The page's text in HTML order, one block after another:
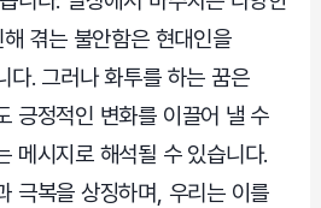
겪는 불안함은 현대인을
다. 그러나 화투를 하는 꿈은
긍정적인 변화를 이끌어 낼 수
메시지로 해석될 수 있습니다.
극복을 상징하며, 우리는 이를